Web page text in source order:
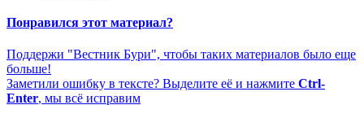
Понравился этот материал?
Поддержи "Вестник Бури", чтобы таких материалов было еще
больше!
Заметили ошибку в тексте? Выделите её и нажмите Ctrl-
Enter, мы всё исправим